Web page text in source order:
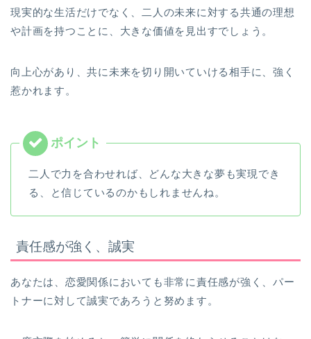
現実的な生活だけでなく、二人の未来に対する共通の理想
や計画を持つことに、大きな価値を見出すでしょう。
向上心があり、共に未来を切り開いていける相手に、強く
惹かれます。
二人で力を合わせれば、どんな大きな夢も実現でき
る、と信じているのかもしれませんね。
責任感が強く、誠実
あなたは、恋愛関係においても非常に責任感が強く、パー
トナーに対して誠実であろうと努めます。